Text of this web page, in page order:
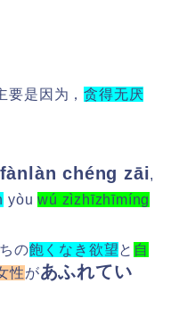
要是因为，贪得无厌
fànlàn chéng zāi,
yòuwú zìzhīzhīmíng
の飽くなき欲望と 自
性があふれてい